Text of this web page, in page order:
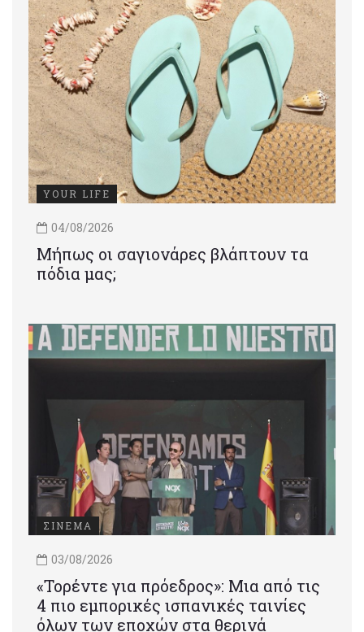
YOUR LIFE
04/08/2026
Μήπως οι σαγιονάρες βλάπτουν τα
πόδια μας;
ΣΙΝΕΜΑ
03/08/2026
«Τορέντε για πρόεδρος»: Mια από τις
4 πιο εμπορικές ισπανικές ταινίες
όλων των εποχών στα θερινά